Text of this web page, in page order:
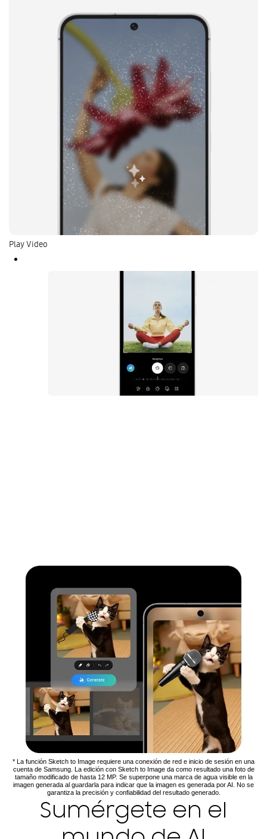
Play Video
* La función Sketch to Image requiere una conexión de red e inicio de sesión en una
cuenta de Samsung. La edición con Sketch to Image da como resultado una foto de
tamaño modificado de hasta 12 MP. Se superpone una marca de agua visible en la
imagen generada al guardarla para indicar que la imagen es generada por AI. No se
garantiza la precisión y confiabilidad del resultado generado.
Sumérgete en el